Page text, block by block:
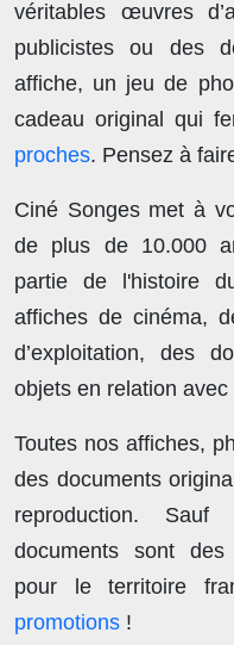
véritables œuvres
publicistes ou des
affiche, un jeu de
cadeau original qui
proches. Pensez à
Ciné Songes met à
de plus de 10.000
partie de l'histoire
affiches de cinéma,
d’exploitation, des
objets en relation avec
Toutes nos affiches,
des documents
reproduction. Sauf
documents sont
pour le territoire
promotions !